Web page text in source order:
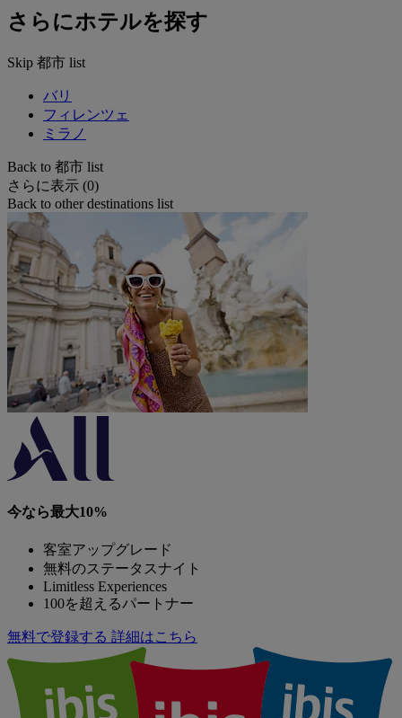
さらにホテルを探す
Skip 都市 list
バリ
フィレンツェ
ミラノ
Back to 都市 list
さらに表示 (0)
Back to other destinations list
今なら最大10%
客室アップグレード
無料のステータスナイト
Limitless Experiences
100を超えるパートナー
無料で登録する 詳細はこちら